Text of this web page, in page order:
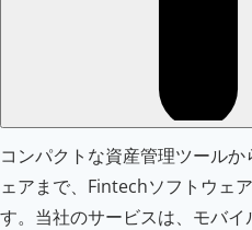
コンパクトな資産管理ツール
ェアまで、Fintechソフトウェ
す。当社のサービスは、モバ